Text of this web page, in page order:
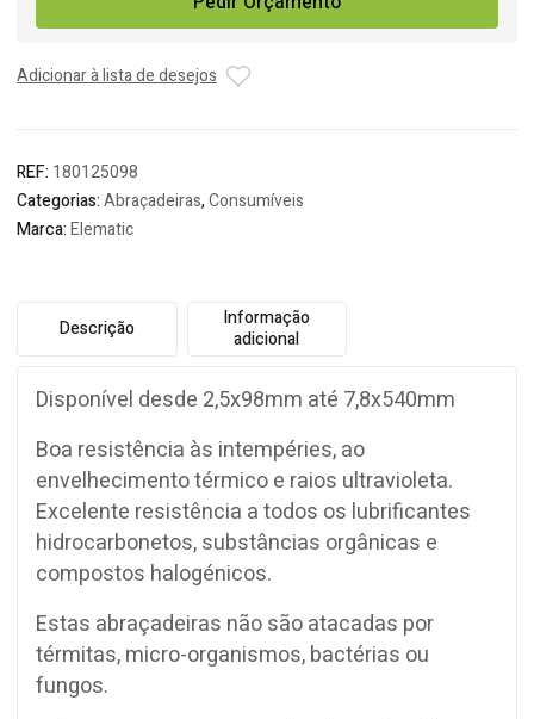
Serrilha
Adicionar à lista de desejos
REF: 180125098
Categorias:Abraçadeiras,Consumíveis
Marca:Elematic
Descrição
Informação
adicional
Disponível desde 2,5x98mm até 7,8x540mm
Boa resistência às intempéries, ao
envelhecimento térmico e raios ultravioleta.
Excelente resistência a todos os lubrificantes
hidrocarbonetos, substâncias orgânicas e
compostos halogénicos.
Estas abraçadeiras não são atacadas por
térmitas, micro-organismos, bactérias ou
fungos.